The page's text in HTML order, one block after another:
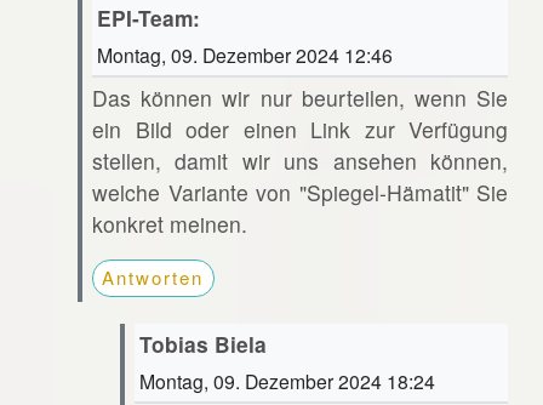
EPI-Team:
Montag, 09. Dezember 2024 12:46
Das können wir nur beurteilen, wenn Sie
ein Bild oder einen Link zur Verfügung
stellen, damit wir uns ansehen können,
welche Variante von "Spiegel-Hämatit" Sie
konkret meinen.
Antworten
Tobias Biela
Montag, 09. Dezember 2024 18:24